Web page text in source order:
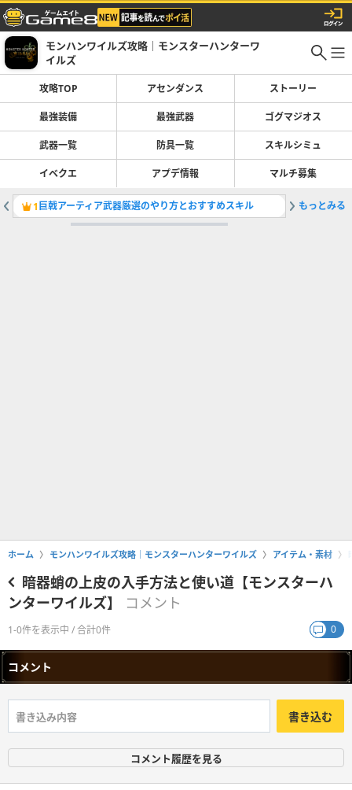
モンハンワイルズ攻略｜モンスターハンターワ
イルズ
攻略TOP アセンダンス ストーリー
最強装備 最強武器 ゴグマジオス
武器一覧 防具一覧 スキルシミュ
イベクエ アプデ情報 マルチ募集
1巨戟アーティア武器厳選のやり方とおすすめスキル 2極熱重
もっとみる
ホーム モンハンワイルズ攻略｜モンスターハンターワイルズ アイテム・素材
暗器蛸の上皮の入手方法と使い道【モンスターハ
ンターワイルズ】
コメント
1-0件を表示中 / 合計0件 0
コメント
書き込む
コメント履歴を見る